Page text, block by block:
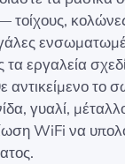
τοίχους,
τα εργαλεία
το
γυαλί,
WiFi να